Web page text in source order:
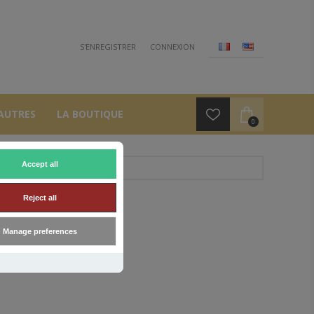
Accept all
Reject all
Manage preferences
S'ENREGISTRER CONNEXION
LA BOUTIQUE
0